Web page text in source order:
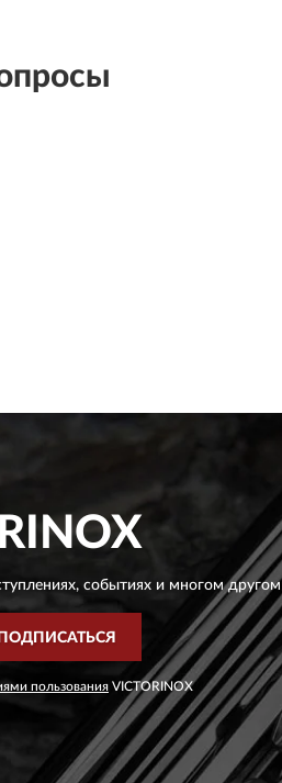
событиях и многом другом
ПОДПИСАТЬСЯ
пользования VICTORINOX